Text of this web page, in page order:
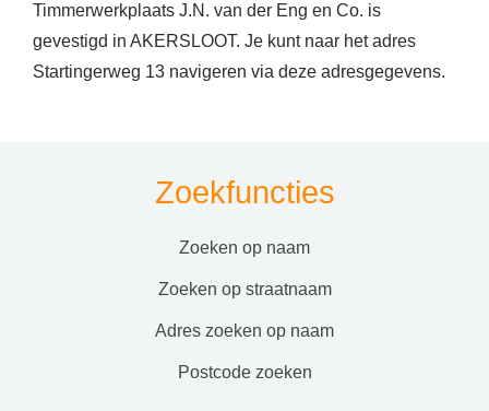
Timmerwerkplaats J.N. van der Eng en Co. is
gevestigd in AKERSLOOT. Je kunt naar het adres
Startingerweg 13 navigeren via deze adresgegevens.
Zoekfuncties
zoeken op naam
zoeken op straatnaam
adres zoeken op naam
postcode zoeken